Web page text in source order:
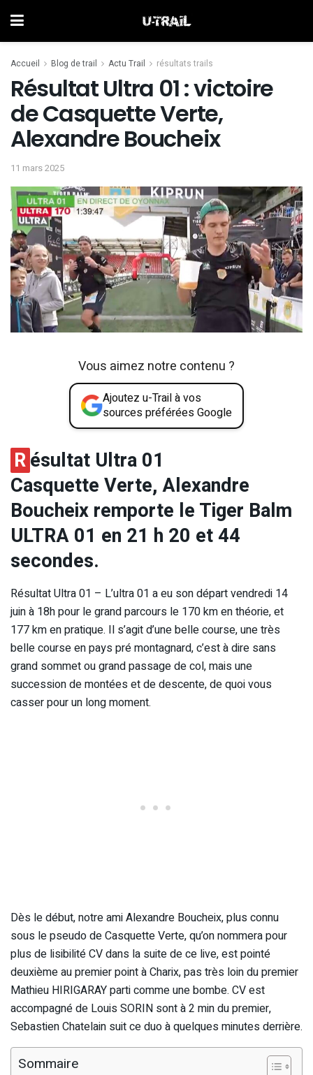
Accueil Blog de trail Actu Trail résultats trails
Résultat Ultra 01 : victoire
de Casquette Verte,
Alexandre Boucheix
11 mars 2025
Vous aimez notre contenu ?
Ajoutez u-Trail à vos
sources préférées Google
Résultat Ultra 01
Casquette Verte, Alexandre
Boucheix remporte le Tiger Balm
ULTRA 01 en 21 h 20 et 44
secondes.
Résultat Ultra 01 – L’ultra 01 a eu son départ vendredi 14
juin à 18h pour le grand parcours le 170 km en théorie, et
177 km en pratique. Il s’agit d’une belle course, une très
belle course en pays pré montagnard, c’est à dire sans
grand sommet ou grand passage de col, mais une
succession de montées et de descente, de quoi vous
casser pour un long moment.
Dès le début, notre ami Alexandre Boucheix, plus connu
sous le pseudo de Casquette Verte, qu’on nommera pour
plus de lisibilité CV dans la suite de ce live, est pointé
deuxième au premier point à Charix, pas très loin du premier
Mathieu HIRIGARAY parti comme une bombe. CV est
accompagné de Louis SORIN sont à 2 min du premier,
Sebastien Chatelain suit ce duo à quelques minutes derrière.
Sommaire